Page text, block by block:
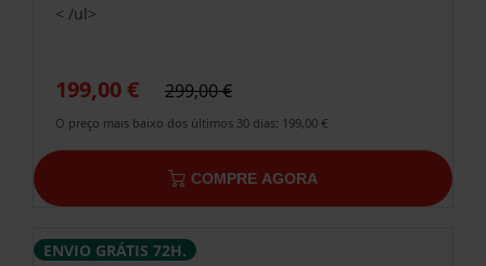
< /ul>
199,00 € 299,00 €
O preço mais baixo dos últimos 30 dias: 199,00 €
COMPRE AGORA
ENVIO GRÁTIS 72H.